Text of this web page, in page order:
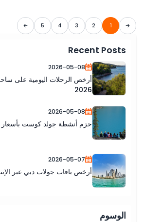
1
2
3
4
5
Recent Posts
2026-05-08
أرخص الرحلات اليومية على
2026
2026-05-08
حزم أنشطة جولد كوست بأسعار
2026-05-07
أرخص باقات جولات دبي عبر
الوسوم